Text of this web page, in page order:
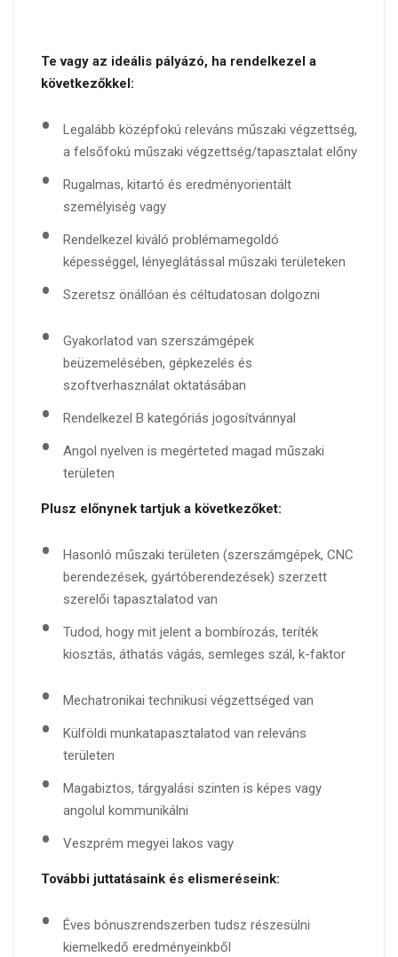
Te vagy az ideális pályázó, ha rendelkezel a
következőkkel:
Legalább középfokú releváns műszaki végzettség,
a felsőfokú műszaki végzettség/tapasztalat előny
Rugalmas, kitartó és eredményorientált
személyiség vagy
Rendelkezel kiváló problémamegoldó
képességgel, lényeglátással műszaki területeken
Szeretsz önállóan és céltudatosan dolgozni
Gyakorlatod van szerszámgépek
beüzemelésében, gépkezelés és
szoftverhasználat oktatásában
Rendelkezel B kategóriás jogosítvánnyal
Angol nyelven is megérteted magad műszaki
területen
Plusz előnynek tartjuk a következőket:
Hasonló műszaki területen (szerszámgépek, CNC
berendezések, gyártóberendezések) szerzett
szerelői tapasztalatod van
Tudod, hogy mit jelent a bombírozás, teríték
kiosztás, áthatás vágás, semleges szál, k-faktor
Mechatronikai technikusi végzettséged van
Külföldi munkatapasztalatod van releváns
területen
Magabiztos, tárgyalási szinten is képes vagy
angolul kommunikálni
Veszprém megyei lakos vagy
További juttatásaink és elismeréseink:
Éves bónuszrendszerben tudsz részesülni
kiemelkedő eredményeinkből